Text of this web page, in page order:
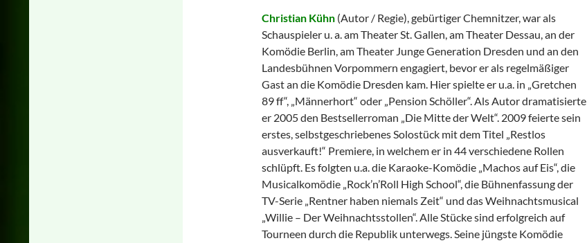
Christian Kühn (Autor / Regie), gebürtiger Chemnitzer, war als
Schauspieler u. a. am Theater St. Gallen, am Theater Dessau, an der
Komödie Berlin, am Theater Junge Generation Dresden und an den
Landesbühnen Vorpommern engagiert, bevor er als regelmäßiger
Gast an die Komödie Dresden kam. Hier spielte er u.a. in „Gretchen
89 ff“, „Männerhort“ oder „Pension Schöller“. Als Autor dramatisierte
er 2005 den Bestsellerroman „Die Mitte der Welt“. 2009 feierte sein
erstes, selbstgeschriebenes Solostück mit dem Titel „Restlos
ausverkauft!“ Premiere, in welchem er in 44 verschiedene Rollen
schlüpft. Es folgten u.a. die Karaoke-Komödie „Machos auf Eis“, die
Musicalkomödie „Rock’n’Roll High School“, die Bühnenfassung der
TV-Serie „Rentner haben niemals Zeit“ und das Weihnachtsmusical
„Willie – Der Weihnachtsstollen“. Alle Stücke sind erfolgreich auf
Tourneen durch die Republik unterwegs. Seine jüngste Komödie